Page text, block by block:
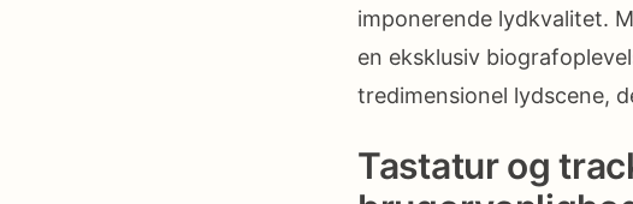
imponerende lydkvalitet.
en eksklusiv
tredimensionel lydscene,
Tastatur og